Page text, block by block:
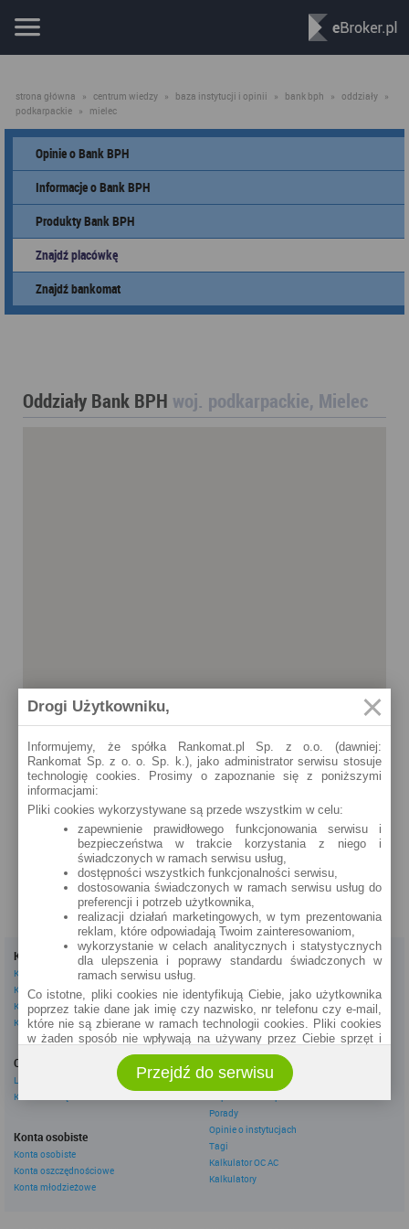
strona główna » centrum wiedzy » baza instytucji i opinii » bank bph » oddziały »
podkarpackie » mielec
Opinie o Bank BPH
Informacje o Bank BPH
Produkty Bank BPH
Znajdź placówkę
Znajdź bankomat
Oddziały Bank BPH woj. podkarpackie, Mielec
Mielec
zobacz na mapie »
Mielec
Partyzantów 25
zobacz na mapie »
Kredyty
Kredyty gotówkowe
Kredyty hipoteczne
Kredyty konsolidacyjne
Kredyty na samochód
Oszczędzanie
Lokaty
Konta oszczędnościowe
Konta osobiste
Konta osobiste
Konta oszczędnościowe
Konta młodzieżowe
Dla firm
Konta firmowe
Leasingi
Inne
eBroker Ekstra
Artykuły
Porady
Opinie o instytucjach
Tagi
Kalkulator OC AC
Kalkulatory
Drogi Użytkowniku,
Informujemy, że spółka Rankomat.pl Sp. z o.o. (dawniej:
Rankomat Sp. z o. o. Sp. k.), jako administrator serwisu stosuje
technologię cookies. Prosimy o zapoznanie się z poniższymi
informacjami:
Pliki cookies wykorzystywane są przede wszystkim w celu:
zapewnienie prawidłowego funkcjonowania serwisu i
bezpieczeństwa w trakcie korzystania z niego i
świadczonych w ramach serwisu usług,
dostępności wszystkich funkcjonalności serwisu,
dostosowania świadczonych w ramach serwisu usług do
preferencji i potrzeb użytkownika,
realizacji działań marketingowych, w tym prezentowania
reklam, które odpowiadają Twoim zainteresowaniom,
wykorzystanie w celach analitycznych i statystycznych
dla ulepszenia i poprawy standardu świadczonych w
ramach serwisu usług.
Co istotne, pliki cookies nie identyfikują Ciebie, jako użytkownika
poprzez takie dane jak imię czy nazwisko, nr telefonu czy e-mail,
które nie są zbierane w ramach technologii cookies. Pliki cookies
w żaden sposób nie wpływają na używany przez Ciebie sprzęt i
Zakres wykorzystywania plików cookies możliwy jest do
określenia w ustawieniach przeglądarki każdego użytkownika. Bez
wprowadzenia zmian ustawień, informacje w plikach cookies mogą
być zapisywane w pamięci Twojego urządzenia.
Administratorem danych pozyskiwanych w technologii cookies jest
spółka Rankomat.pl Sp. z o.o. (dawniej: Rankomat Sp. z o. o. Sp.
k.) z siedzibą w Warszawie, ul. Wolska 88, 01 - 141 Warszawa.
Możesz jako użytkownik w każdym czasie skontaktować się z
administratorem pod adresem bok@ebroker.pl, jak również wyrazić
Przejdź do serwisu